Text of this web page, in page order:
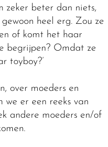
zeker beter dan niets,
heel erg. Zou ze
of komt het haar
begrijpen? Omdat ze
toyboy?’
over moeders en
we er een reeks van
andere moeders en/of